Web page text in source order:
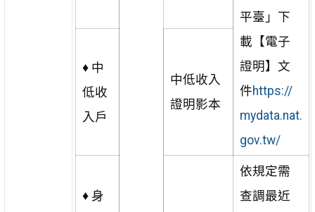
平臺」下
載【電子
證明】文
件https://
mydata.nat.
gov.tw/
♦ 中
低收
入戶
中低收入
證明影本
♦ 身
依規定需
查調最近